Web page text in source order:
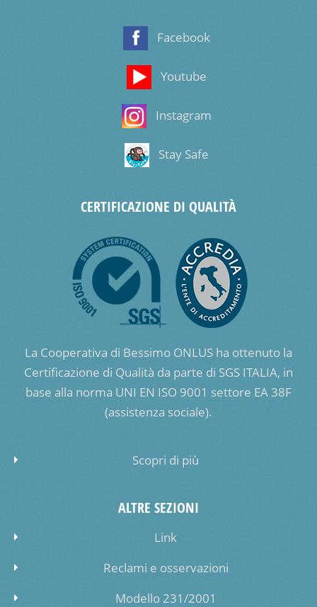
Facebook
Youtube
Instagram
Stay Safe
CERTIFICAZIONE DI QUALITÀ
La Cooperativa di Bessimo ONLUS ha ottenuto la
Certificazione di Qualità da parte di SGS ITALIA, in
base alla norma UNI EN ISO 9001 settore EA 38F
(assistenza sociale).
Scopri di più
ALTRE SEZIONI
Link
Reclami e osservazioni
Modello 231/2001